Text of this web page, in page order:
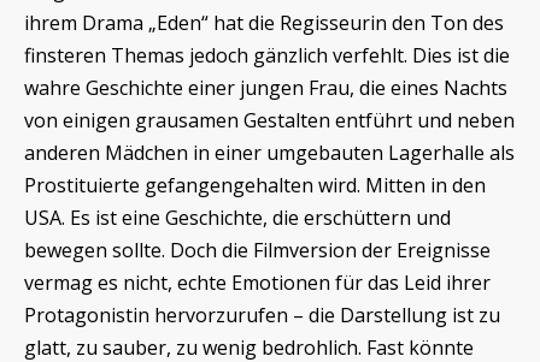
ihrem Drama „Eden“ hat die Regisseurin den Ton des
finsteren Themas jedoch gänzlich verfehlt. Dies ist die
wahre Geschichte einer jungen Frau, die eines Nachts
von einigen grausamen Gestalten entführt und neben
anderen Mädchen in einer umgebauten Lagerhalle als
Prostituierte gefangengehalten wird. Mitten in den
USA. Es ist eine Geschichte, die erschüttern und
bewegen sollte. Doch die Filmversion der Ereignisse
vermag es nicht, echte Emotionen für das Leid ihrer
Protagonistin hervorzurufen – die Darstellung ist zu
glatt, zu sauber, zu wenig bedrohlich. Fast könnte